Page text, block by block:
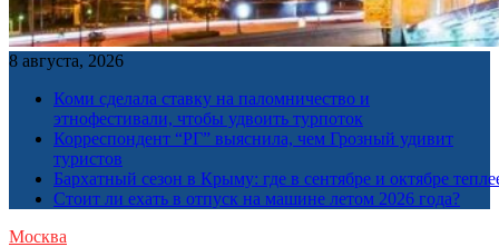
8 августа, 2026
Коми сделала ставку на паломничество и
этнофестивали, чтобы удвоить турпоток
Корреспондент “РГ” выяснила, чем Грозный удивит
туристов
Бархатный сезон в Крыму: где в сентябре и октябре
Стоит ли ехать в отпуск на машине летом 2026 года?
Москва